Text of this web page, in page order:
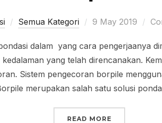
Semua Kategori
Posted
9 May 2019
dalam yang cara pengerjaanya
yang telah direncanakan.
Sistem pengecoran borpile
merupakan salah satu solusi
READ MORE